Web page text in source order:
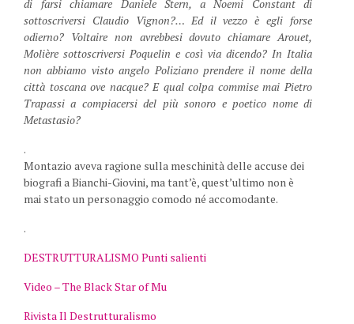
di farsi chiamare Daniele Stern, a Noemi Constant di
sottoscriversi Claudio Vignon?… Ed il vezzo è egli forse
odierno? Voltaire non avrebbesi dovuto chiamare Arouet,
Molière sottoscriversi Poquelin e così via dicendo? In Italia
non abbiamo visto angelo Poliziano prendere il nome della
città toscana ove nacque? E qual colpa commise mai Pietro
Trapassi a compiacersi del più sonoro e poetico nome di
Metastasio?
.
Montazio aveva ragione sulla meschinità delle accuse dei
biografi a Bianchi-Giovini, ma tant’è, quest’ultimo non è
mai stato un personaggio comodo né accomodante.
.
DESTRUTTURALISMO Punti salienti
Video – The Black Star of Mu
Rivista Il Destrutturalismo